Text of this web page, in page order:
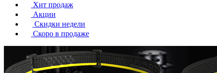
Хит продаж
Акции
Скидки недели
Скоро в продаже